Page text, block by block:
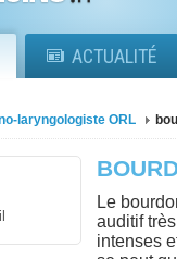
ACTUALITÉ
laryngologiste ORL
Le
auditif
intenses